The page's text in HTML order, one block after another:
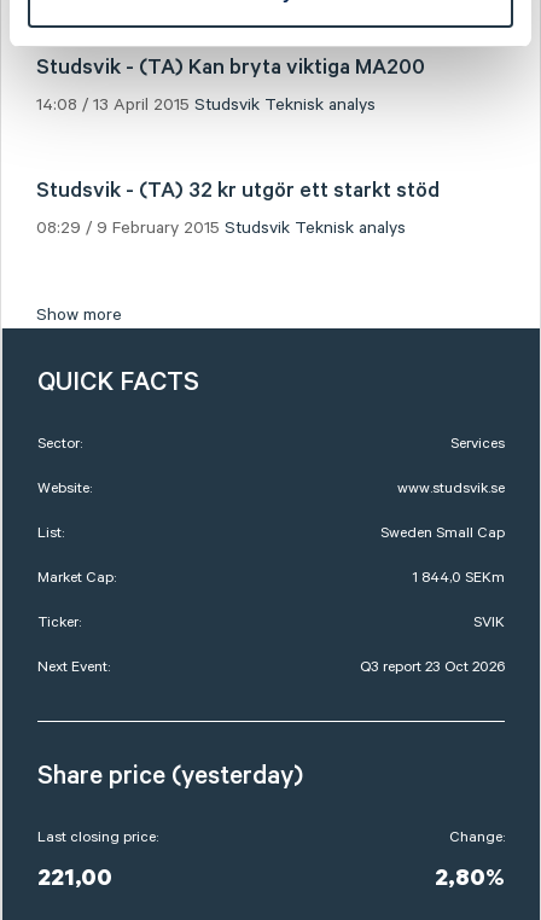
Studsvik - (TA) Kan bryta viktiga MA200
14:08 / 13 April 2015 Studsvik Teknisk analys
Studsvik - (TA) 32 kr utgör ett starkt stöd
08:29 / 9 February 2015 Studsvik Teknisk analys
Show more
QUICK FACTS
Sector: Services
Website: www.studsvik.se
List: Sweden Small Cap
Market Cap: 1 844,0 SEKm
Ticker: SVIK
Next Event: Q3 report 23 Oct 2026
Share price (yesterday)
Last closing price:
221,00
Change:
2,80%